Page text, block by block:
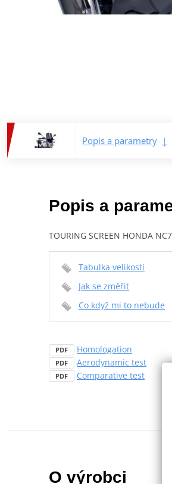
Popis a parametry
Popis a
TOURING SCREEN HONDA
Tabulka velikostí
Jak se změřit
Co když mi to nebude
PDF Homologation
PDF Aerodynamic test
PDF Comparative test
O výrobci